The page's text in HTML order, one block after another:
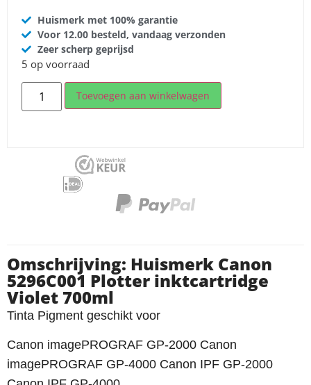
Huismerk met 100% garantie
Voor 12.00 besteld, vandaag verzonden
Zeer scherp geprijsd
5 op voorraad
Toevoegen aan winkelwagen
Omschrijving: Huismerk Canon
5296C001 Plotter inktcartridge
Violet 700ml
Tinta Pigment geschikt voor
Canon imagePROGRAF GP-2000 Canon
imagePROGRAF GP-4000 Canon IPF GP-2000